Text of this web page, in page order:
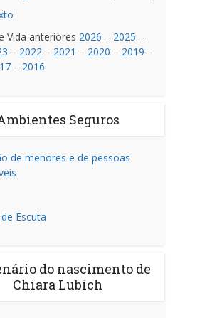
Vida anteriores 2026 – 2025 –
– 2022 – 2021 – 2020 – 2019 –
– 2016
Seguros
de menores e de pessoas
Escuta
do nascimento de
Chiara Lubich